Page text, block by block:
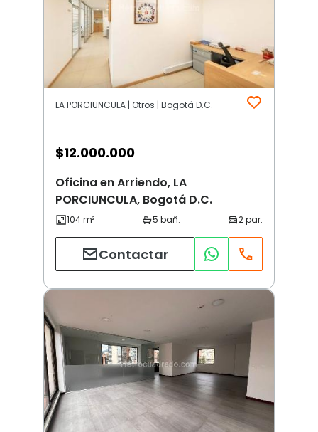
LA PORCIUNCULA | Otros | Bogotá D.C.
$12.000.000
Oficina en Arriendo, LA
PORCIUNCULA, Bogotá D.C.
Contactar